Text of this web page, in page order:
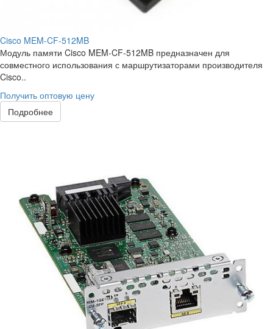
Cisco MEM-CF-512MB
Модуль памяти Cisco MEM-CF-512MB предназначен для
совместного использования с маршрутизаторами производителя
Cisco..
Получить оптовую цену
Подробнее